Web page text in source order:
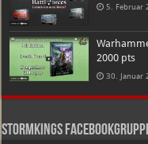
5. Februar
2000 pts
30. Januar
Stormkings